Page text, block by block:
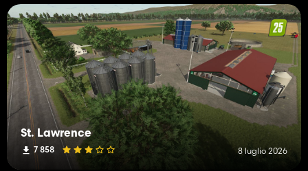
St. Lawrence
7 858 8 luglio 2026